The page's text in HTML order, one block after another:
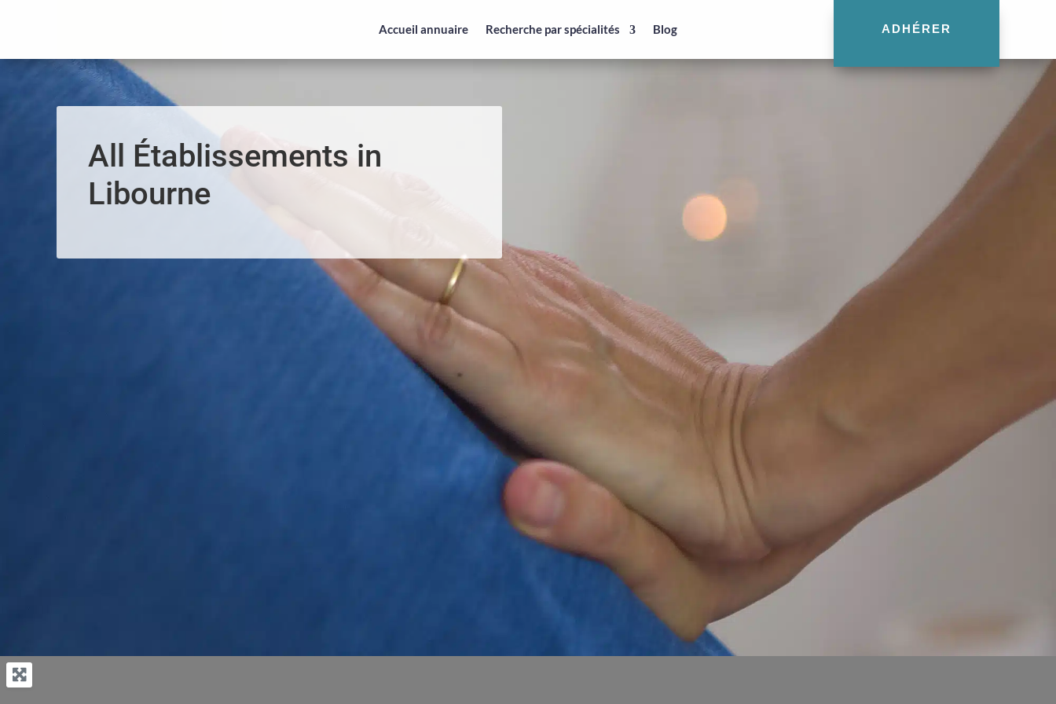
Accueil annuaire Recherche par spécialités Blog ADHÉRER
All Établissements in
Libourne